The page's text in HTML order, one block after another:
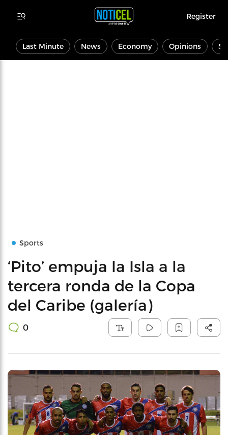
Register
Last Minute News Economy Opinions
Sports
‘Pito’ empuja la Isla a la
tercera ronda de la Copa
del Caribe (galería)
0